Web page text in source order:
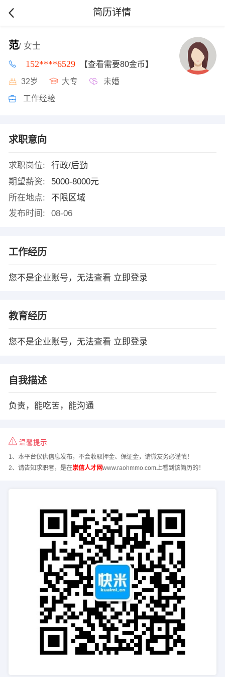
简历详情
范/ 女士
152****6529 【查看需要80金币】
32岁 大专 未婚
工作经验
求职意向
求职岗位:
行政/后勤
期望薪资:
5000-8000元
所在地点:
不限区域
发布时间:
08-06
工作经历
您不是企业账号，无法查看 立即登录
教育经历
您不是企业账号，无法查看 立即登录
自我描述
负责，能吃苦，能沟通
温馨提示
1、本平台仅供信息发布，不会收取押金、保证金，请微友务必谨慎！
2、请告知求职者，是在崇信人才网www.raohmmo.com上看到该简历的！